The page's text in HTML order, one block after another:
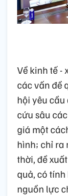
Về kinh tế -
các vấn đề
hội yêu
cứu sâu
giá một
hình; chỉ ra
thời, đề
quả, có
nguồn lực